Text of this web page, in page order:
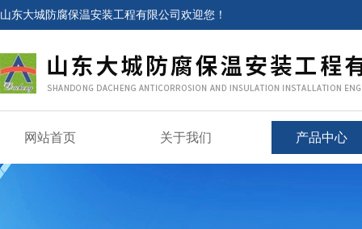
山东大城防腐保温安装工程有限公司欢迎您！
网站首页 关于我们 产品中心